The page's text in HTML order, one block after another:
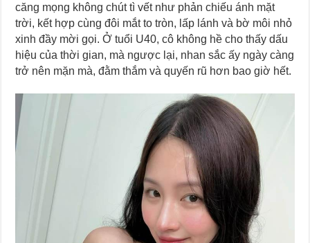
căng mọng không chút tì vết như phản chiếu ánh mặt
trời, kết hợp cùng đôi mắt to tròn, lấp lánh và bờ môi nhỏ
xinh đầy mời gọi. Ở tuổi U40, cô không hề cho thấy dấu
hiệu của thời gian, mà ngược lại, nhan sắc ấy ngày càng
trở nên mặn mà, đằm thắm và quyến rũ hơn bao giờ hết.